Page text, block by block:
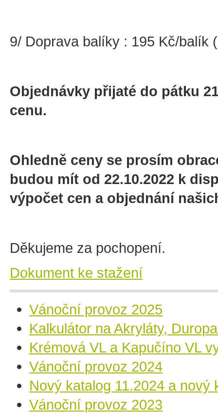
9/ Doprava balíky : 195 Kč/balík
Objednávky přijaté do pátku
cenu.
Ohledně ceny se prosím
budou mít od 22.10.2022 k
výpočet cen a objednání
Děkujeme za pochopení.
Dokument ke stažení
Vánoční provoz 2025
Kalkulátor na Akryláty,
Krémová VL a Kapučíno VL
Vánoční provoz 2024
Nový katalog 11.2024 a nový
Vánoční provoz 2023